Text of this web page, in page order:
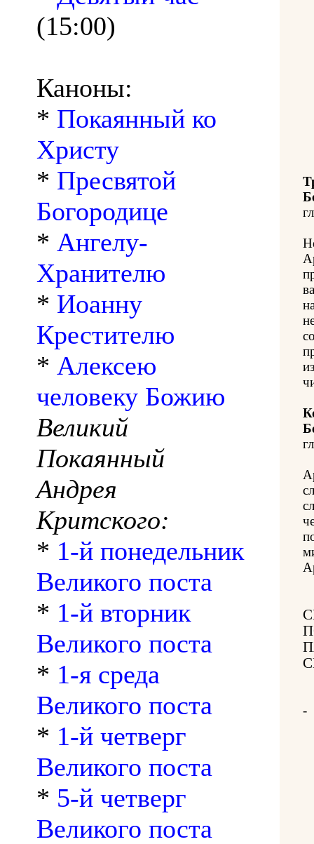
(15:00)
Каноны:
* Покаянный ко
Христу
* Пресвятой
Богородице
* Ангелу-
Хранителю
* Иоанну
Крестителю
* Алексею
человеку Божию
Великий
Покаянный
Андрея
Критского:
* 1-й понедельник
Великого поста
* 1-й вторник
Великого поста
* 1-я среда
Великого поста
* 1-й четверг
Великого поста
* 5-й четверг
Великого поста
-